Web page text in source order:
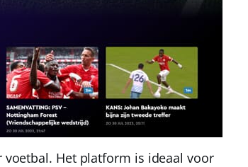
Het platform is ideaal voor